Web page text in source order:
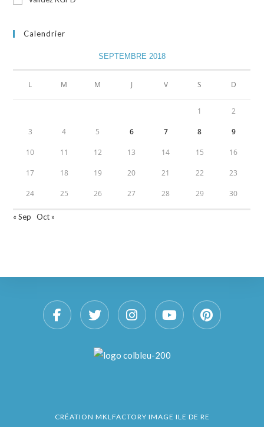
Calendrier
SEPTEMBRE 2018
L M M J V S D
1 2
3 4 5 6 7 8 9
10 11 12 13 14 15 16
17 18 19 20 21 22 23
24 25 26 27 28 29 30
« Sep Oct »
CRÉATION MKLFACTORY IMAGE ILE DE RE